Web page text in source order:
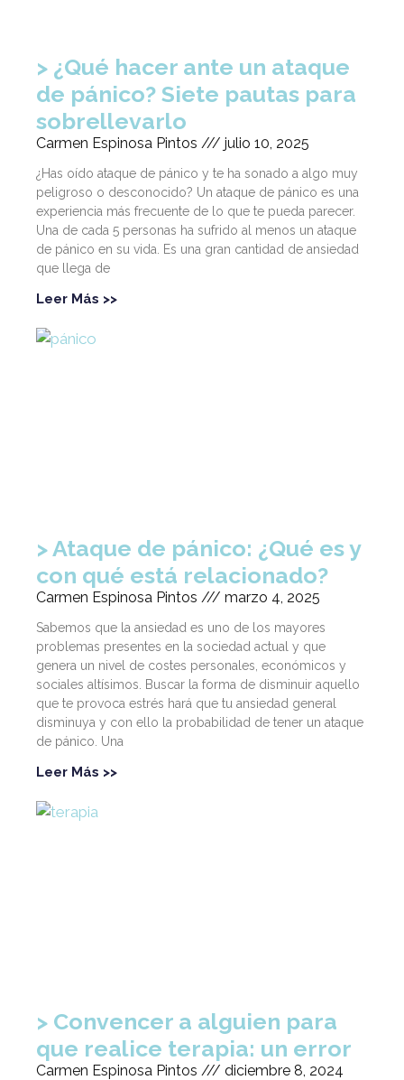
¿Qué hacer ante un ataque
de pánico? Siete pautas para
sobrellevarlo
Carmen Espinosa Pintos julio 10, 2025
¿Has oído ataque de pánico y te ha sonado a algo muy
peligroso o desconocido? Un ataque de pánico es una
experiencia más frecuente de lo que te pueda parecer.
Una de cada 5 personas ha sufrido al menos un ataque
de pánico en su vida. Es una gran cantidad de ansiedad
que llega de
Leer Más >>
Ataque de pánico: ¿Qué es y
con qué está relacionado?
Carmen Espinosa Pintos marzo 4, 2025
Sabemos que la ansiedad es uno de los mayores
problemas presentes en la sociedad actual y que
genera un nivel de costes personales, económicos y
sociales altísimos. Buscar la forma de disminuir aquello
que te provoca estrés hará que tu ansiedad general
disminuya y con ello la probabilidad de tener un ataque
de pánico. Una
Leer Más >>
Convencer a alguien para
que realice terapia: un error
Carmen Espinosa Pintos diciembre 8, 2024